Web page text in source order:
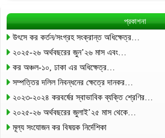
প্রকাশনা
উৎসে কর কর্তন/সংগ্রহ সংক্রান্ত অধিক্ষেত্র…
২০২৫-২৬ অর্থবছরের জুন’২৬ মাস এবং…
কর অঞ্চল-১০, ঢাকা এর অধিক্ষেত্র…
সম্পত্তির দলিল নিবন্ধনের ক্ষেত্রে দানকর…
২০২৩-২০২৪ করবর্ষের স্বাভাবিক ব্যক্তি শ্রেণির…
২০২৫-২৬ অর্থবছরের জুলাই’২৫ মাস থেকে…
মূল্য সংযোজন কর বিষয়ক নির্দেশিকা